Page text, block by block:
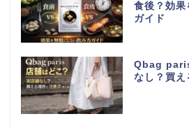
食後？効果
ガイド
Qbag
なし？買え